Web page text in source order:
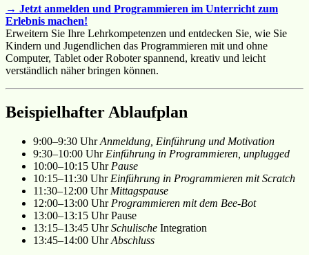
→ Jetzt anmelden und Programmieren im Unterricht zum
Erlebnis machen!
Erweitern Sie Ihre Lehrkompetenzen und entdecken Sie, wie Sie
Kindern und Jugendlichen das Programmieren mit und ohne
Computer, Tablet oder Roboter spannend, kreativ und leicht
verständlich näher bringen können.
Beispielhafter Ablaufplan
9:00–9:30 UhrAnmeldung, Einführung und Motivation
9:30–10:00 Uhr Einführung in Programmieren, unplugged
10:00–10:15 Uhr Pause
10:15–11:30 Uhr Einführung in Programmieren mit Scratch
11:30–12:00 Uhr Mittagspause
12:00–13:00 Uhr Programmieren mit dem Bee-Bot
13:00–13:15 Uhr Pause
13:15–13:45 UhrSchulische Integration
13:45–14:00 UhrAbschluss